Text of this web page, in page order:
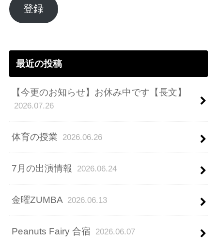
ア
ド
登録
最近の投稿
【今更のお知らせ】お休み中です【長文】
2026.07.26
体育の授業 2026.06.26
7月の出演情報 2026.06.24
金曜ZUMBA 2026.06.13
Peanuts Fairy 合宿 2026.06.07